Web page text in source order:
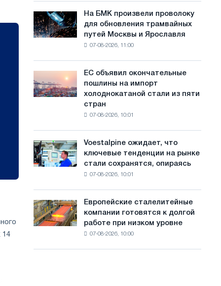
з
ы
с
а
14
На
БМК
произвели
трамвайных
путей
На БМК произвели проволоку
для обновления трамвайных
путей Москвы и Ярославля
07-08-2026, 11:00
объявил
окончательные
холоднокатаной
стали
из
ЕС объявил окончательные
пошлины на импорт
холоднокатаной стали из пяти
стран
07-08-2026, 10:01
Voestalpine
ожидает,
что
рынке
стали
на
Voestalpine ожидает, что
ключевые тенденции на рынке
стали сохранятся, опираясь
07-08-2026, 10:01
Европейские
сталелитейные
компании
Европейские сталелитейные
компании готовятся к долгой
работе при низком уровне
07-08-2026, 10:00